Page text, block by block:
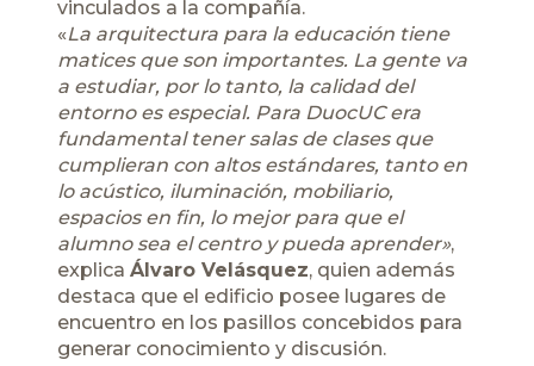
vinculados a la compañí­a.
«La arquitectura para la educación tiene
matices que son importantes. La gente va
a estudiar, por lo tanto, la calidad del
entorno es especial. Para DuocUC era
fundamental tener salas de clases que
cumplieran con altos estándares, tanto en
lo acústico, iluminación, mobiliario,
espacios en fin, lo mejor para que el
alumno sea el centro y pueda aprender»,
explica Álvaro Velásquez, quien además
destaca que el edificio posee lugares de
encuentro en los pasillos concebidos para
generar conocimiento y discusión.